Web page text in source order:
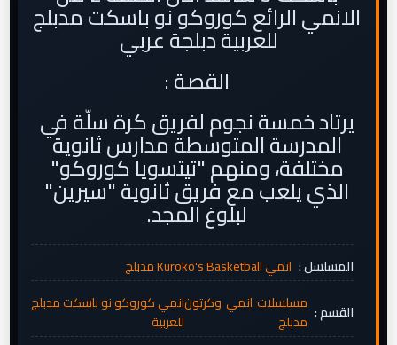
الانمي الرائع كوروكو نو باسكت مدبلج
للعربية دبلجة عربي
القصة :
يرتاد خمسة نجوم لفريق كرة سلّة في
المدرسة المتوسطة مدارس ثانوية
مختلفة، ومنهم "تيتسويا كوروكو"
الذي يلعب مع فريق ثانوية "سيرين"
لبلوغ المجد.
المسلسل : انمي Kuroko's Basketball مدبلج
القسم : مسلسلات انمي وكرتون
مدبلج
انمي كوروكو نو باسكت مدبلج
للعربية